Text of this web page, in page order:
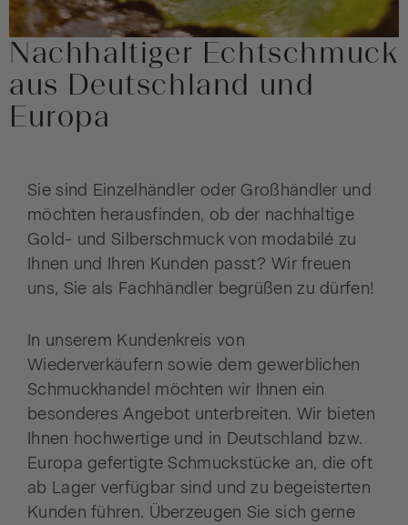
Nachhaltiger Echtschmuck
aus Deutschland und
Europa
Sie sind Einzelhändler oder Großhändler und
möchten herausfinden, ob der nachhaltige
Gold- und Silberschmuck von modabilé zu
Ihnen und Ihren Kunden passt? Wir freuen
uns, Sie als Fachhändler begrüßen zu dürfen!
In unserem Kundenkreis von
Wiederverkäufern sowie dem gewerblichen
Schmuckhandel möchten wir Ihnen ein
besonderes Angebot unterbreiten. Wir bieten
Ihnen hochwertige und in Deutschland bzw.
Europa gefertigte Schmuckstücke an, die oft
ab Lager verfügbar sind und zu begeisterten
Kunden führen. Überzeugen Sie sich gerne